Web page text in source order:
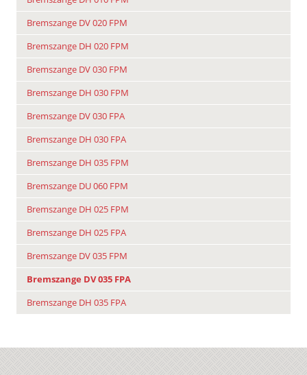
Bremszange DV 020 FPM
Bremszange DH 020 FPM
Bremszange DV 030 FPM
Bremszange DH 030 FPM
Bremszange DV 030 FPA
Bremszange DH 030 FPA
Bremszange DH 035 FPM
Bremszange DU 060 FPM
Bremszange DH 025 FPM
Bremszange DH 025 FPA
Bremszange DV 035 FPM
Bremszange DV 035 FPA
Bremszange DH 035 FPA